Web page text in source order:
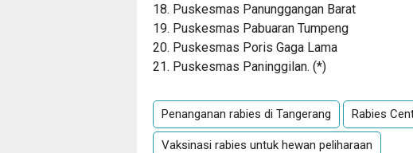
18. Puskesmas Panunggangan Barat
19. Puskesmas Pabuaran Tumpeng
20. Puskesmas Poris Gaga Lama
21. Puskesmas Paninggilan. (*)
Penanganan rabies di Tangerang Rabies
Vaksinasi rabies untuk hewan peliharaan